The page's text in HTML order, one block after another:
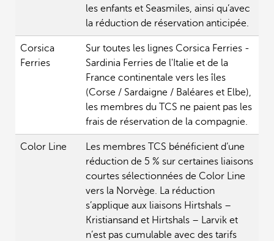
les enfants et Seasmiles, ainsi qu’avec
la réduction de réservation anticipée.
Corsica
Ferries
Sur toutes les lignes Corsica Ferries -
Sardinia Ferries de l'Italie et de la
France continentale vers les îles
(Corse / Sardaigne / Baléares et Elbe),
les membres du TCS ne paient pas les
frais de réservation de la compagnie.
Color Line
Les membres TCS bénéficient d’une
réduction de 5 % sur certaines liaisons
courtes sélectionnées de Color Line
vers la Norvège. La réduction
s’applique aux liaisons Hirtshals –
Kristiansand et Hirtshals – Larvik et
n’est pas cumulable avec des tarifs